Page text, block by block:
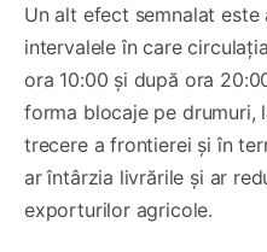
Un alt efect semnalat
intervalele în care
ora 10:00 și după ora
forma blocaje pe drumuri,
trecere a frontierei și în
ar întârzia livrările și ar
exporturilor agricole.